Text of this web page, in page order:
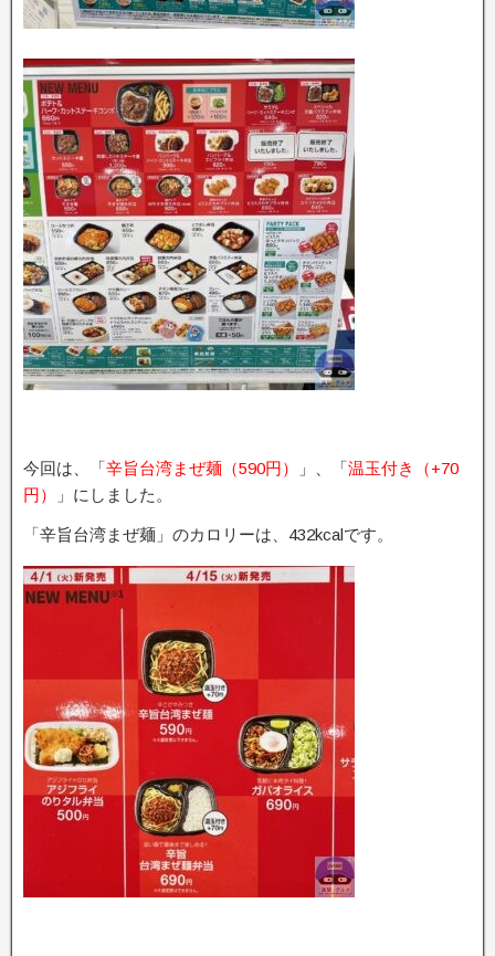
今回は、「辛旨台湾まぜ麺（590円） 」、「温玉付き（+70
円）
」にしました。
「辛旨台湾まぜ麺」のカロリーは、432kcalです。